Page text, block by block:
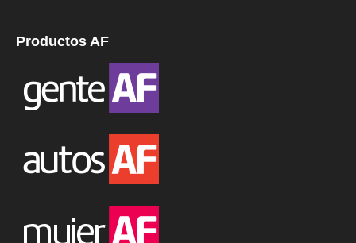
Productos AF